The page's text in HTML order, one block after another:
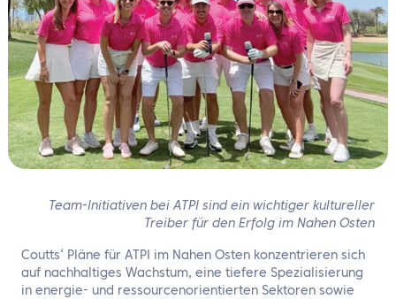
Team-Initiativen bei ATPI sind ein wichtiger kultureller
Treiber für den Erfolg im Nahen Osten
Coutts‘ Pläne für ATPI im Nahen Osten konzentrieren sich
auf nachhaltiges Wachstum, eine tiefere Spezialisierung
in energie- und ressourcenorientierten Sektoren sowie